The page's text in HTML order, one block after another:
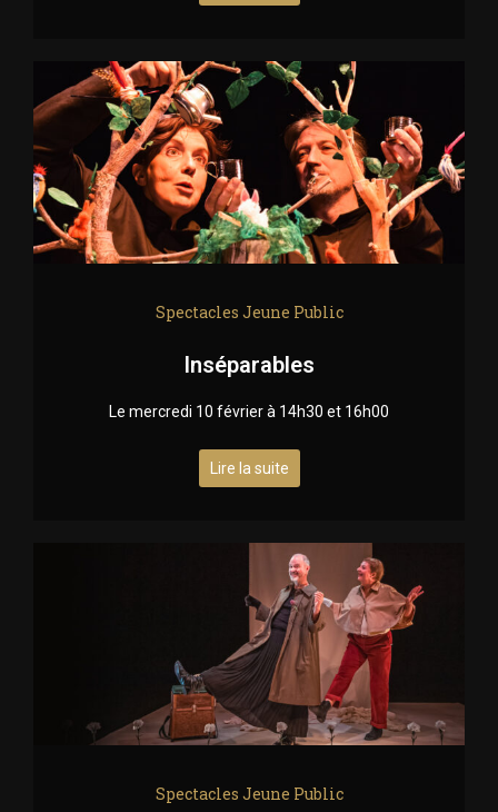
Spectacles Jeune Public
Inséparables
Le mercredi 10 février à 14h30 et 16h00
Lire la suite
Spectacles Jeune Public